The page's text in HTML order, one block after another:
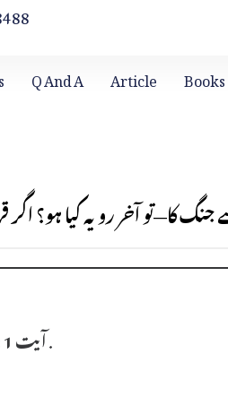
Q And A Article Books
آخر رویہ کیا ہو؟ اگر
آیت 1 :قُل لِّلَّذِينَ آمَنُوا يَغْفِرُوْا لِلَّذِينَ لَا يَرْجُونَ أَيَّامَ اللّٰهِ لِيَجْزِيَ قَوْمًا بِمَا كَانُوا يَكْسِبُونَ .